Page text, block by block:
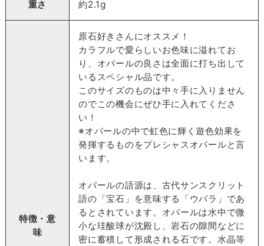
重さ 約2.1g
特徴・意
味
原石好きさんにオススメ！
カラフルで愛らしいお色味に溢れてお
り、オパールの良さは全面に打ち出して
いるスペシャル品です。
このサイズのものは中々手に入りません
のでこの機会にぜひ手に入れてくださ
い！
※オパールの中で虹色に輝く遊色効果を
発揮するものをプレシャスオパールと言
います。
オパールの語源は、古代サンスクリット
語の「宝石」を意味する「ウパラ」であ
るとされています。オパールは水中で微
小な珪酸球が沈殿し、岩石の隙間などに
密に蓄積して形成される石です。水晶等